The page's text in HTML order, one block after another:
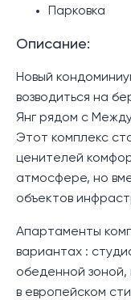
Парковка
Описание:
Новый
возводиться на
Янг рядом с
Этот комплекс
ценителей
атмосфере, но
объектов
Апартаменты
вариантах :
обеденной
в европейском